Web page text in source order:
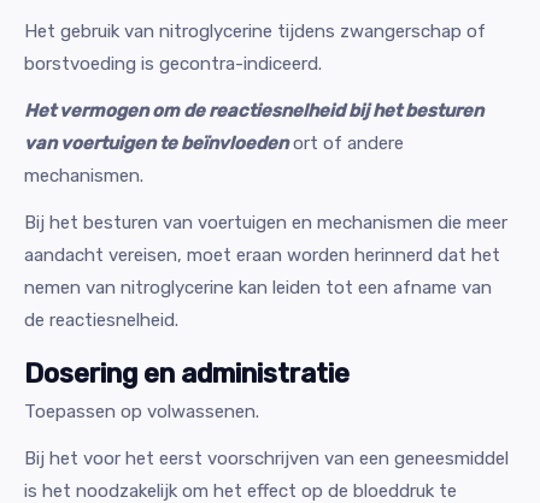
Het gebruik van nitroglycerine tijdens zwangerschap of
borstvoeding is gecontra-indiceerd.
Het vermogen om de reactiesnelheid bij het besturen
van voertuigen te beïnvloedenort of andere
mechanismen.
Bij het besturen van voertuigen en mechanismen die meer
aandacht vereisen, moet eraan worden herinnerd dat het
nemen van nitroglycerine kan leiden tot een afname van
de reactiesnelheid.
Dosering en administratie
Toepassen op volwassenen.
Bij het voor het eerst voorschrijven van een geneesmiddel
is het noodzakelijk om het effect op de bloeddruk te